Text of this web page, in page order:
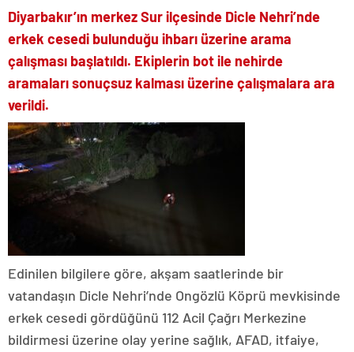
Diyarbakır’ın merkez Sur ilçesinde Dicle Nehri’nde
erkek cesedi bulunduğu ihbarı üzerine arama
çalışması başlatıldı. Ekiplerin bot ile nehirde
aramaları sonuçsuz kalması üzerine çalışmalara ara
verildi.
Edinilen bilgilere göre, akşam saatlerinde bir
vatandaşın Dicle Nehri’nde Ongözlü Köprü mevkisinde
erkek cesedi gördüğünü 112 Acil Çağrı Merkezine
bildirmesi üzerine olay yerine sağlık, AFAD, itfaiye,